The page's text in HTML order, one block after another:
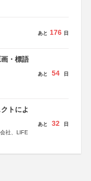
あと 176 日
・標語
あと 54 日
トによ
社、LIFE
あと 32 日